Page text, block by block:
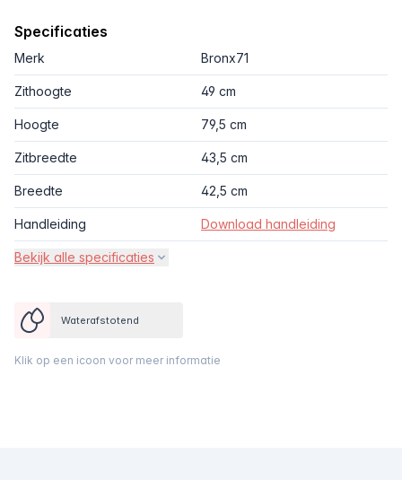
Specificaties
Merk Bronx71
Zithoogte 49 cm
Hoogte 79,5 cm
Zitbreedte 43,5 cm
Breedte 42,5 cm
Handleiding Download handleiding
Bekijk alle specificaties
Waterafstotend
Klik op een icoon voor meer informatie